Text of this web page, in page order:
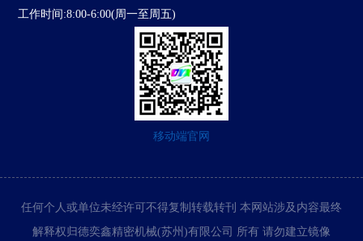
工作时间:8:00-6:00(周一至周五)
移动端官网
任何个人或单位未经许可不得复制转载转刊 本网站涉及内容最终
解释权归德奕鑫精密机械(苏州)有限公司 所有 请勿建立镜像